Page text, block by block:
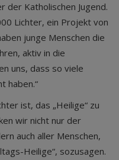
der Katholischen Jugend.
Lichter, ein Projekt von
junge Menschen die
aktiv in die
uns, dass so viele
haben.“
ist, das „Heilige“ zu
wir nicht nur der
auch aller Menschen,
Heilige“, sozusagen.